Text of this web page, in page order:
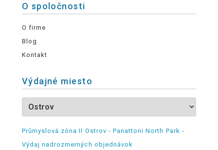
O spoločnosti
O firme
Blog
Kontakt
Výdajné miesto
Průmyslová zóna II Ostrov - Panattoni North Park -
Výdaj nadrozmerných objednávok